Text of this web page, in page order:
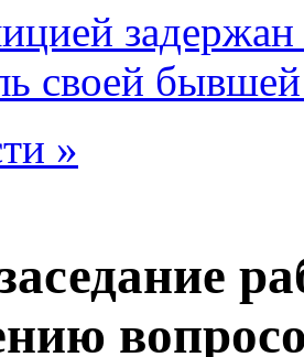
своей
»